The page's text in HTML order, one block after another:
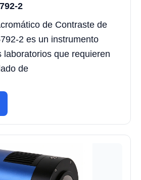
2
de Contraste de
2 es un instrumento
laboratorios que requieren
de